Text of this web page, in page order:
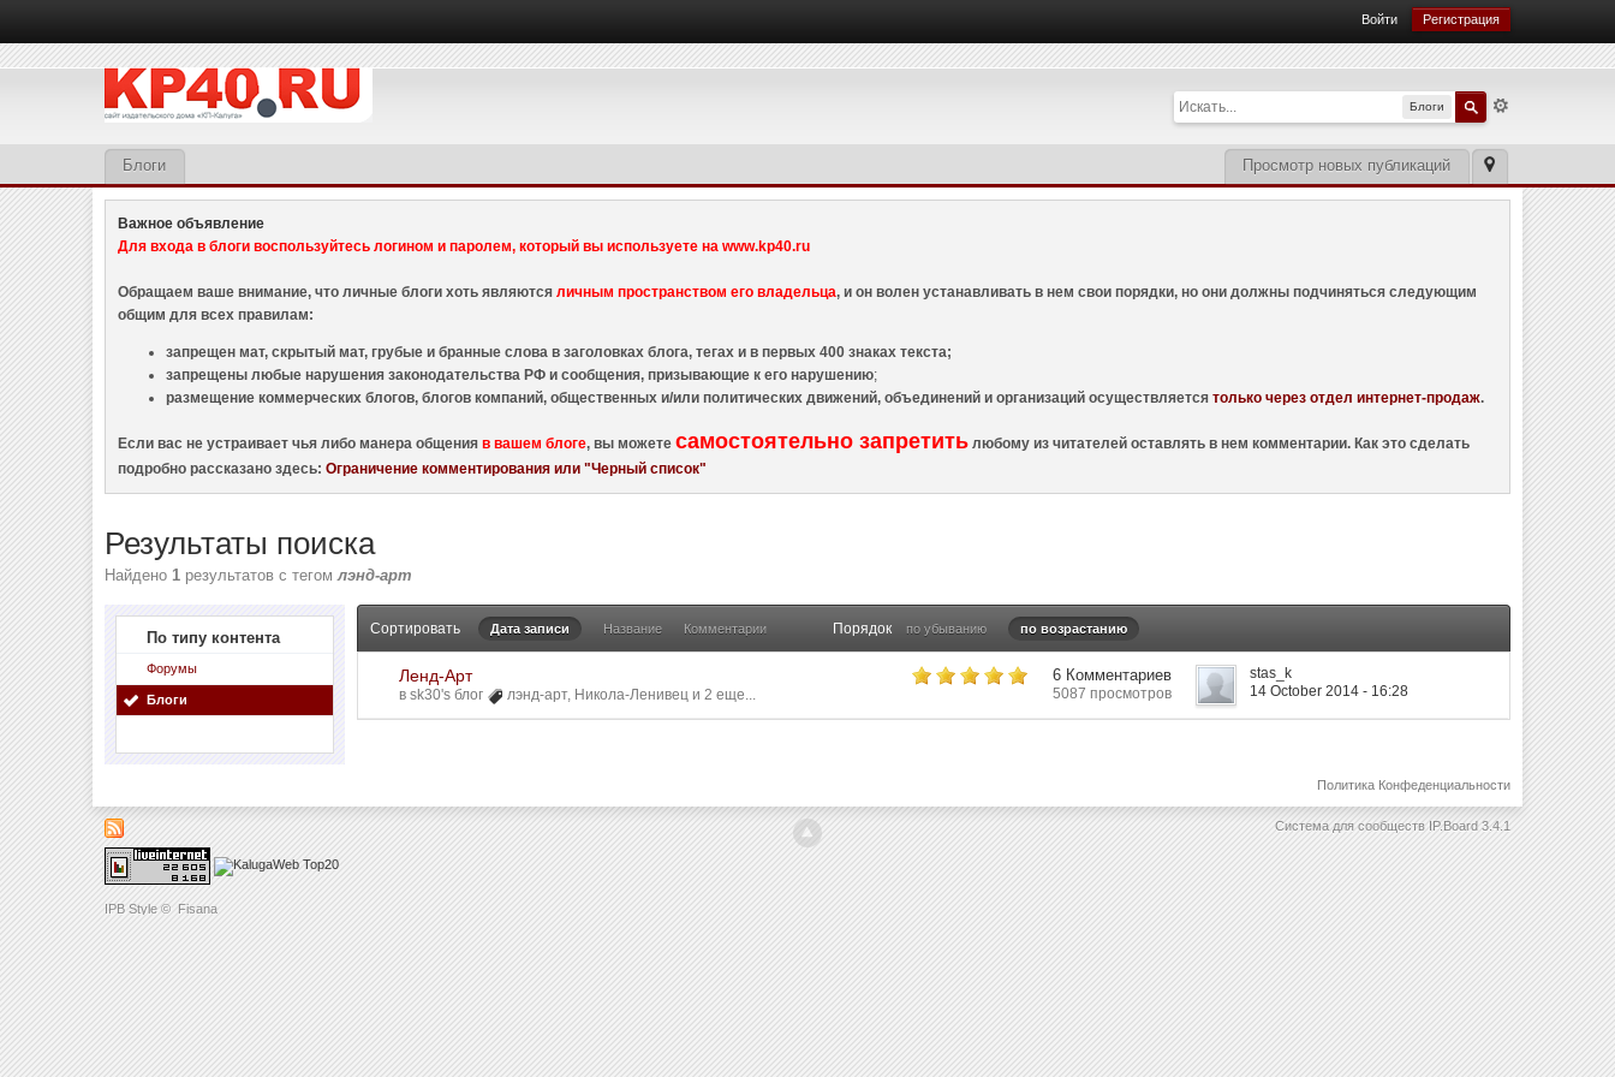
IPB Style © Fisana
Войти Регистрация
Блоги
Просмотр новых публикаций
Блоги
Важное объявление
Для входа в блоги воспользуйтесь логином и паролем, который вы используете на www.kp40.ru
Обращаем ваше внимание, что личные блоги хоть являютсяличным пространством его владельца, и он волен устанавливать в нем свои порядки, но они должны подчиняться следующим
общим для всех правилам:
запрещен мат, скрытый мат, грубые и бранные слова в заголовках блога, тегах и в первых 400 знаках текста;
запрещены любые нарушения законодательства РФ и сообщения, призывающие к его нарушению;
размещение коммерческих блогов, блогов компаний, общественных и/или политических движений, объединений и организаций осуществляетсятолько через отдел интернет-продаж.
Если вас не устраивает чья либо манера общенияв вашем блоге, вы можетесамостоятельно запретить любому из читателей оставлять в нем комментарии. Как это сделать
подробно рассказано здесь:Ограничение комментирования или "Черный список"
Результаты поиска
Найдено1 результатов с тегомлэнд-арт
По типу контента
Форумы
Блоги
Сортировать Дата записи Название Комментарии Порядок по убыванию по возрастанию
Ленд-Арт
вsk30's блог лэнд-арт, Никола-Ленивец и 2 еще...
6 Комментариев
5087 просмотров
stas_k
14 October 2014 - 16:28
Политика Конфеденциальности
Система для сообществ IP.Board 3.4.1